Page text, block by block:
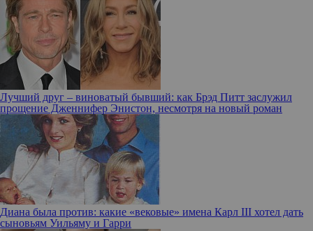
Лучший друг – виноватый бывший: как Брэд Питт заслужил
прощение Дженнифер Энистон, несмотря на новый роман
Диана была против: какие «вековые» имена Карл III хотел дать
сыновьям Уильяму и Гарри